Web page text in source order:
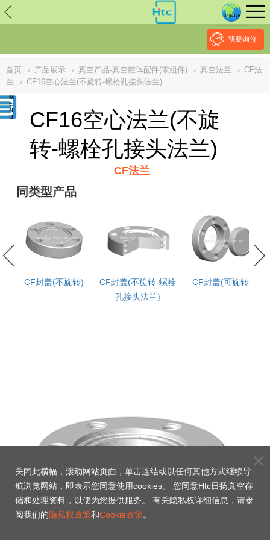
// replaced by scott on 2026/7/20 reason: high risk: Unsafe
Implementation Of Subresource Integrity /**/ // ------------------------------
我要询价
首页 › 产品展示 › 真空产品-真空腔体配件(零組件) › 真空法兰 › CF法
兰
› CF16空心法兰(不旋转-螺栓孔接头法兰)
CF16空心法兰(不旋
转-螺栓孔接头法兰)
CF法兰
同类型产品
CF封盖(不旋转)
CF封盖(不旋转-螺栓
孔接头法兰)
CF封盖(可旋转)
关闭此横幅，滚动网站页面，单击连结或以任何其他方式继续导
航浏览网站，即表示您同意使用cookies。 您同意Htc日扬真空存
储和处理资料，以便为您提供服务。 有关隐私权详细信息，请参
阅我们的隐私权政策和Cookie政策。